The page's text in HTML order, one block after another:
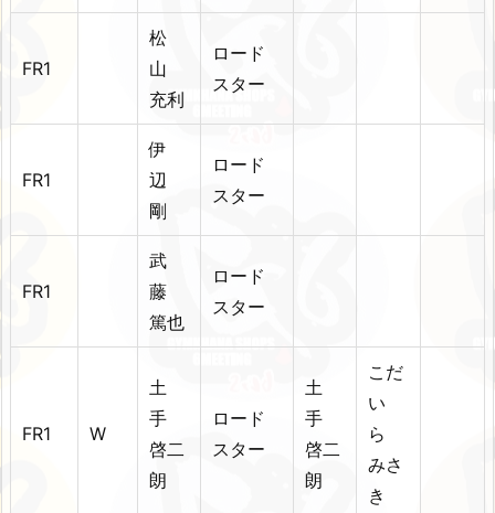
FR1
松
山
充利
ロード
スター
FR1
伊
辺
剛
ロード
スター
FR1
武
藤
篤也
ロード
スター
FR1 W
土
手
啓二
朗
ロード
スター
土
手
啓二
朗
こだ
い
ら
みさ
き